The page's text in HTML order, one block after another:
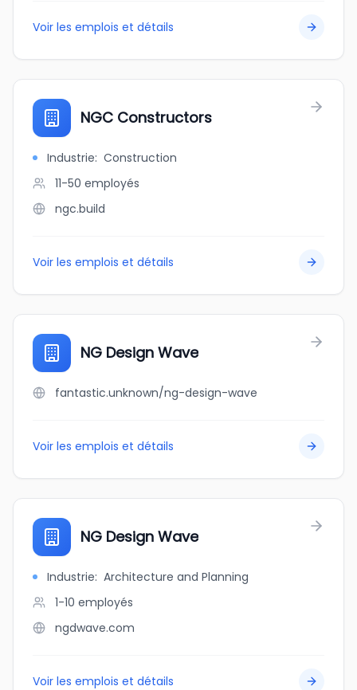
Voir les emplois et détails
NGC Constructors
Industrie: Construction
11-50 employés
ngc.build
Voir les emplois et détails
NG Design Wave
fantastic.unknown/ng-design-wave
Voir les emplois et détails
NG Design Wave
Industrie: Architecture and Planning
1-10 employés
ngdwave.com
Voir les emplois et détails